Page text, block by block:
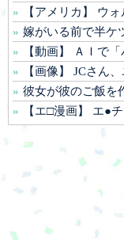
【アメリカ】 ウォルマート
嫁がいる前で半ケ
【動画】 ＡＩで「パル
【画像】 JCさん、ユニバでは
彼女が彼のご飯を作ってい
【エ□漫画】 エ●チでだらしなく